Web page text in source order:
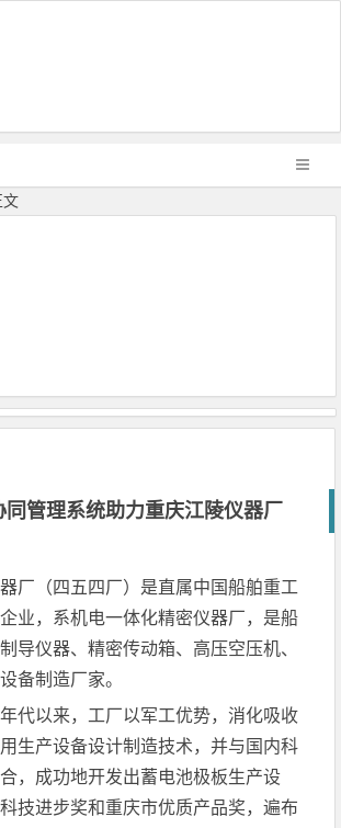
文
管理系统助力重庆江陵仪器厂
厂（四五四厂）是直属中国船舶重工
业，系机电一体化精密仪器厂，是船
导仪器、精密传动箱、高压空压机、
备制造厂家。
以来，工厂以军工优势，消化吸收
生产设备设计制造技术，并与国内科
，成功地开发出蓄电池极板生产设
技进步奖和重庆市优质产品奖，遍布